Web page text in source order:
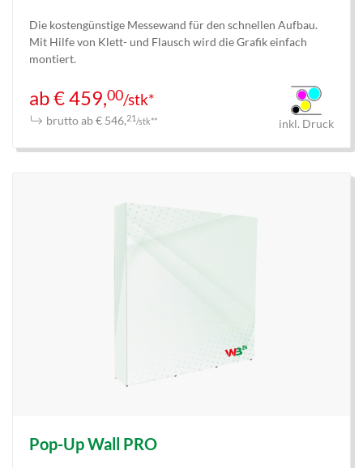
Die kostengünstige Messewand für den schnellen Aufbau.
Mit Hilfe von Klett- und Flausch wird die Grafik einfach
montiert.
ab € 459,00/stk*
brutto ab € 546,21 /stk** inkl. Druck
Pop-Up Wall PRO